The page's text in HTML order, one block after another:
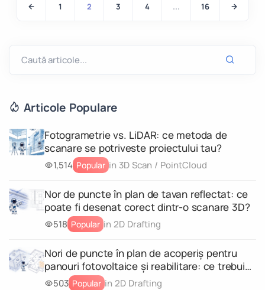
1 2 3 4 ... 16
Articole Populare
Fotogrametrie vs. LiDAR: ce metoda de
scanare se potriveste proiectului tau?
1,514 Popular in 3D Scan / PointCloud
Nor de puncte în plan de tavan reflectat: ce
poate fi desenat corect dintr-o scanare 3D?
518 Popular in 2D Drafting
Nori de puncte în plan de acoperiș pentru
panouri fotovoltaice și reabilitare: ce trebuie
să conțină scanarea
503 Popular in 2D Drafting